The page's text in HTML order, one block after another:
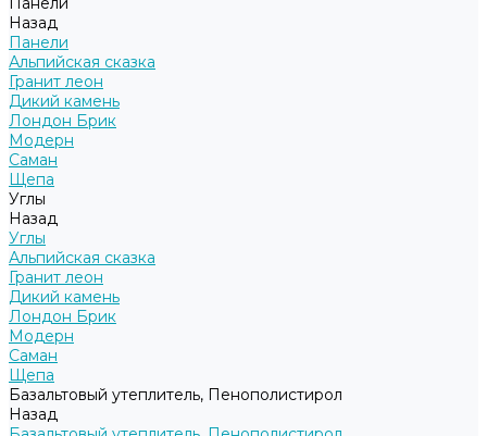
Назад
Панели
Альпийская сказка
Гранит леон
Дикий камень
Лондон Брик
Модерн
Саман
Щепа
Углы
Назад
Углы
Альпийская сказка
Гранит леон
Дикий камень
Лондон Брик
Модерн
Саман
Щепа
Базальтовый утеплитель, Пенополистирол
Назад